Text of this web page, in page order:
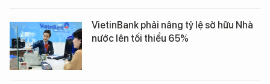
VietinBank phải nâng tỷ lệ sở hữu Nhà
nước lên tối thiểu 65%